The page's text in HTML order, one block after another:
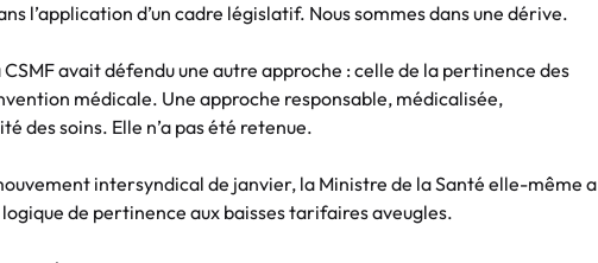
l’application d’un cadre législatif. Nous sommes dans une dérive.
avait défendu une autre approche : celle de la pertinence des
médicale. Une approche responsable, médicalisée,
des soins. Elle n’a pas été retenue.
intersyndical de janvier, la Ministre de la Santé elle-même a
de pertinence aux baisses tarifaires aveugles.